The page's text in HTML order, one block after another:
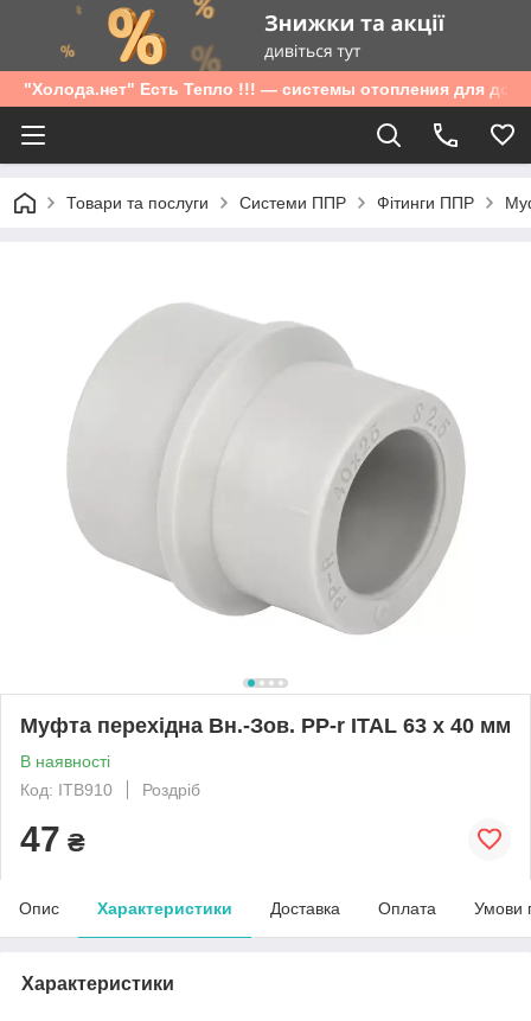
"Холода.нет" Есть Тепло !!! — системы отопления для дома
Товари та послуги Системи ППР Фітинги ППР
Муфта перехідна Вн.-Зов. PP-r ITAL 63 x 40 мм
В наявності
Код: ITB910
Роздріб
47 ₴
Опис Характеристики Доставка Оплата Умови
Характеристики